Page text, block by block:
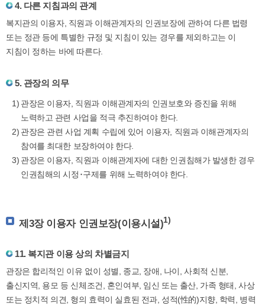
4. 다른 지침과의 관계
복지관의 이용자, 직원과 이해관계자의 인권보장에 관하여 다른 법령
또는 정관 등에 특별한 규정 및 지침이 있는 경우를 제외하고는 이
지침이 정하는 바에 따른다.
5. 관장의 의무
관장은 이용자, 직원과 이해관계자의 인권보호와 증진을 위해
노력하고 관련 사업을 적극 추진하여야 한다.
관장은 관련 사업 계획 수립에 있어 이용자, 직원과 이해관계자의
참여를 최대한 보장하여야 한다.
관장은 이용자, 직원과 이해관계자에 대한 인권침해가 발생한 경우
인권침해의 시정･구제를 위해 노력하여야 한다.
제3장 이용자 인권보장(이용시설)1)
11. 복지관 이용 상의 차별금지
관장은 합리적인 이유 없이 성별, 종교, 장애, 나이, 사회적 신분,
출신지역, 용모 등 신체조건, 혼인여부, 임신 또는 출산, 가족 형태, 사상
또는 정치적 의견, 형의 효력이 실효된 전과, 성적(性的)지향, 학력, 병력